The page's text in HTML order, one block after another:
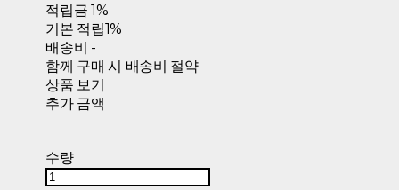
적립금 1%
기본 적립1%
배송비 -
함께 구매 시 배송비 절약
상품 보기
추가 금액
수량